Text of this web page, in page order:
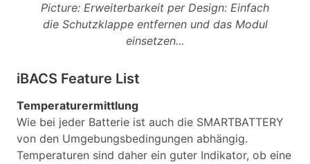
Picture: Erweiterbarkeit per Design: Einfach
die Schutzklappe entfernen und das Modul
einsetzen...
iBACS Feature List
Temperaturermittlung
Wie bei jeder Batterie ist auch die SMARTBATTERY
von den Umgebungsbedingungen abhängig.
Temperaturen sind daher ein guter Indikator, ob eine